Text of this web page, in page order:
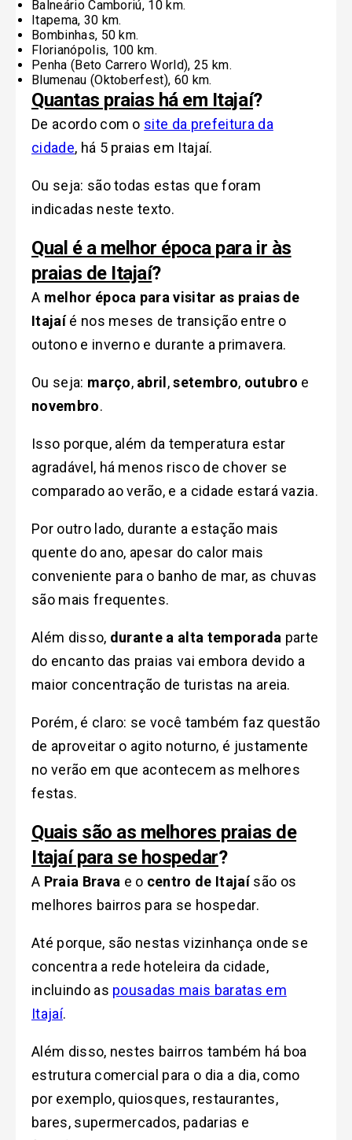
Balneário Camboriú, 10 km.
Itapema, 30 km.
Bombinhas, 50 km.
Florianópolis, 100 km.
Penha (Beto Carrero World), 25 km.
Blumenau (Oktoberfest), 60 km.
Quantas praias há em Itajaí?
De acordo com o site da prefeitura da
cidade, há 5 praias em Itajaí.
Ou seja: são todas estas que foram
indicadas neste texto.
Qual é a melhor época para ir às
praias de Itajaí?
A melhor época para visitar as praias de
Itajaíé nos meses de transição entre o
outono e inverno e durante a primavera.
Ou seja: março, abril ,setembro, outubro e
novembro.
Isso porque, além da temperatura estar
agradável, há menos risco de chover se
comparado ao verão, e a cidade estará vazia.
Por outro lado, durante a estação mais
quente do ano, apesar do calor mais
conveniente para o banho de mar, as chuvas
são mais frequentes.
Além disso, durante a alta temporada parte
do encanto das praias vai embora devido a
maior concentração de turistas na areia.
Porém, é claro: se você também faz questão
de aproveitar o agito noturno, é justamente
no verão em que acontecem as melhores
festas.
Quais são as melhores praias de
Itajaí para se hospedar?
A Praia Brava e o centro de Itajaísão os
melhores bairros para se hospedar.
Até porque, são nestas vizinhança onde se
concentra a rede hoteleira da cidade,
incluindo as pousadas mais baratas em
Itajaí.
Além disso, nestes bairros também há boa
estrutura comercial para o dia a dia, como
por exemplo, quiosques, restaurantes,
bares, supermercados, padarias e